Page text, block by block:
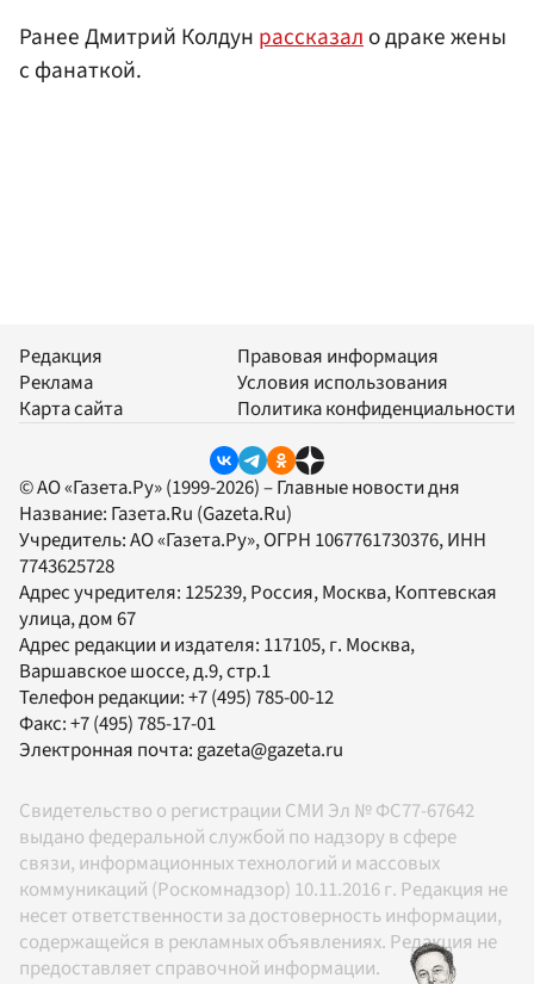
Ранее Дмитрий Колдун рассказало драке жены
с фанаткой.
Редакция
Реклама
Карта сайта
Правовая информация
Условия использования
Политика конфиденциальности
© АО «Газета.Ру» (1999-2026) – Главные новости дня
Название: Газета.Ru (Gazeta.Ru)
Учредитель:АО «Газета.Ру», ОГРН 1067761730376, ИНН
7743625728
Адрес учредителя: 125239, Россия, Москва, Коптевская
улица, дом 67
Адрес редакции и издателя: 117105, г. Москва,
Варшавское шоссе, д.9, стр.1
Телефон редакции:+7 (495) 785-00-12
Факс:+7 (495) 785-17-01
Электронная почта: gazeta@gazeta.ru
Свидетельство о регистрации СМИ Эл № ФС77-67642
выдано федеральной службой по надзору в сфере
связи, информационных технологий и массовых
коммуникаций (Роскомнадзор) 10.11.2016 г. Редакция не
несет ответственности за достоверность информации,
содержащейся в рекламных объявлениях. Редакция не
предоставляет справочной информации.